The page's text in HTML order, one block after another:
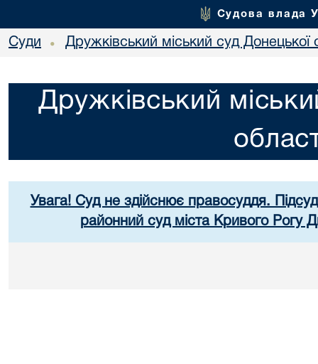
Судова влада
Суди • Дружківський міський суд Донецької
Дружківський
Увага! Суд не здійснює правосуддя.
районний суд міста Кривого Рогу